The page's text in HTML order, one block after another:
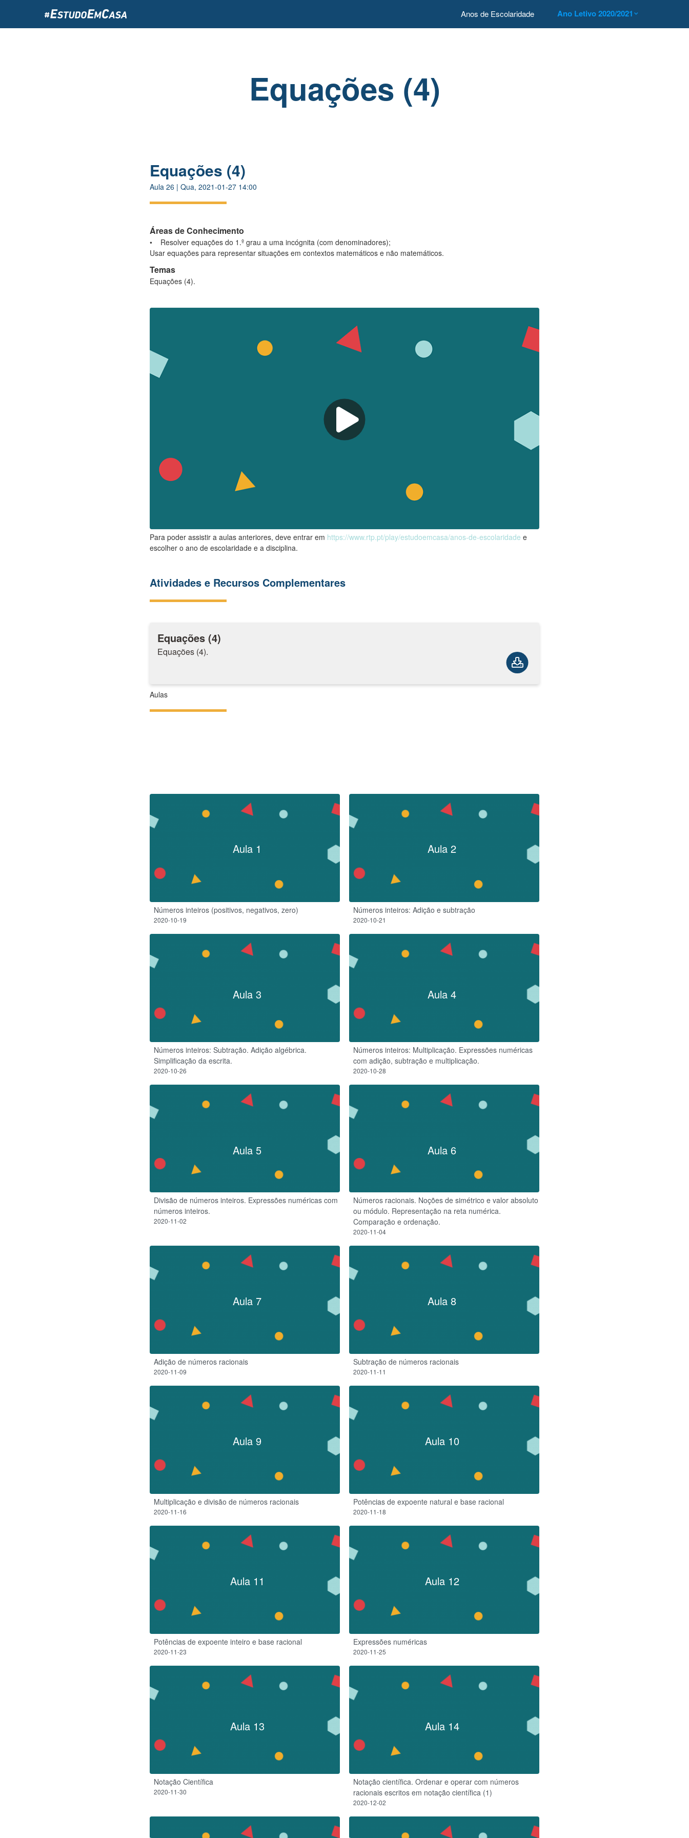
o
Anos de Escolaridade Ano Letivo 2020/2021
Equações (4)
Equações (4)
Aula 26 | Qua, 2021-01-27 14:00
Áreas de Conhecimento
• Resolver equações do 1.º grau a uma incógnita (com denominadores);
Usar equações para representar situações em contextos matemáticos e não matemáticos.
Temas
Equações (4).​
Para poder assistir a aulas anteriores, deve entrar em https://www.rtp.pt/play/estudoemcasa/anos-de-escolaridade e
escolher o ano de escolaridade e a disciplina.
Atividades e Recursos Complementares
Equações (4)
Equações (4).​
Aulas
Aula 1
Números inteiros (positivos, negativos, zero)
2020-10-19
Aula 2
Números inteiros: Adição e subtração
2020-10-21
Aula 3
Números inteiros: Subtração. Adição algébrica.
Simplificação da escrita.
2020-10-26
Aula 4
Números inteiros: Multiplicação. Expressões numéricas
com adição, subtração e multiplicação.
2020-10-28
Aula 5
Divisão de números inteiros. Expressões numéricas com
números inteiros.
2020-11-02
Aula 6
Números racionais. Noções de simétrico e valor absoluto
ou módulo. Representação na reta numérica.
Comparação e ordenação.
2020-11-04
Aula 7
Adição de números racionais
2020-11-09
Aula 8
Subtração de números racionais
2020-11-11
Aula 9
Multiplicação e divisão de números racionais
2020-11-16
Aula 10
Potências de expoente natural e base racional
2020-11-18
Aula 11
Potências de expoente inteiro e base racional
2020-11-23
Aula 12
Expressões numéricas
2020-11-25
Aula 13
Notação Científica
2020-11-30
Aula 14
Notação científica. Ordenar e operar com números
racionais escritos em notação científica (1)
2020-12-02